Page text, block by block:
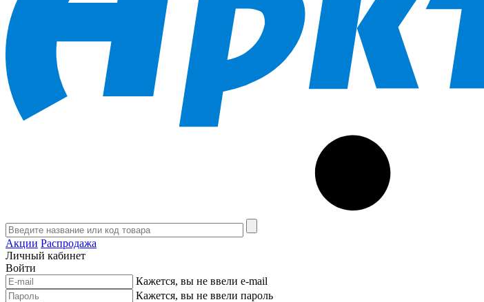
Акции Распродажа
Личный кабинет
Войти
Кажется, вы не ввели e-mail
Кажется, вы не ввели пароль